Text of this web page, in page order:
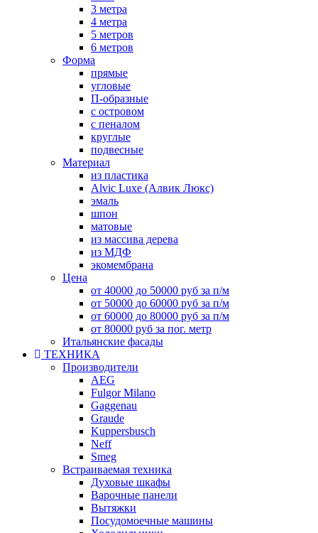
3 метра
4 метра
5 метров
6 метров
Форма
прямые
угловые
П-образные
с островом
с пеналом
круглые
подвесные
Материал
из пластика
Alvic Luxe (Алвик Люкс)
эмаль
шпон
матовые
из массива дерева
из МДФ
экомембрана
Цена
от 40000 до 50000 руб за п/м
от 50000 до 60000 руб за п/м
от 60000 до 80000 руб за п/м
от 80000 руб за пог. метр
Итальянские фасады
ТЕХНИКА
Производители
AEG
Fulgor Milano
Gaggenau
Graude
Kuppersbusch
Neff
Smeg
Встраиваемая техника
Духовые шкафы
Варочные панели
Вытяжки
Посудомоечные машины